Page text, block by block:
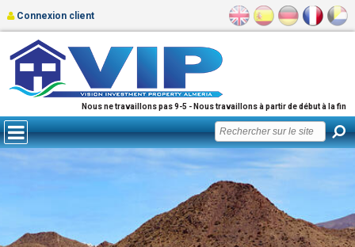
Nous ne travaillons pas 9-5 - Nous travaillons à partir de début à la fin
Connexion client